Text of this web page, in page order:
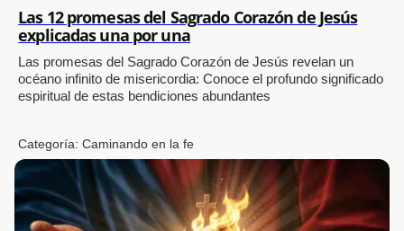
Las 12 promesas del Sagrado Corazón de Jesús
explicadas una por una
Las promesas del Sagrado Corazón de Jesús revelan un
océano infinito de misericordia: Conoce el profundo significado
espiritual de estas bendiciones abundantes
Categoría:Caminando en la fe